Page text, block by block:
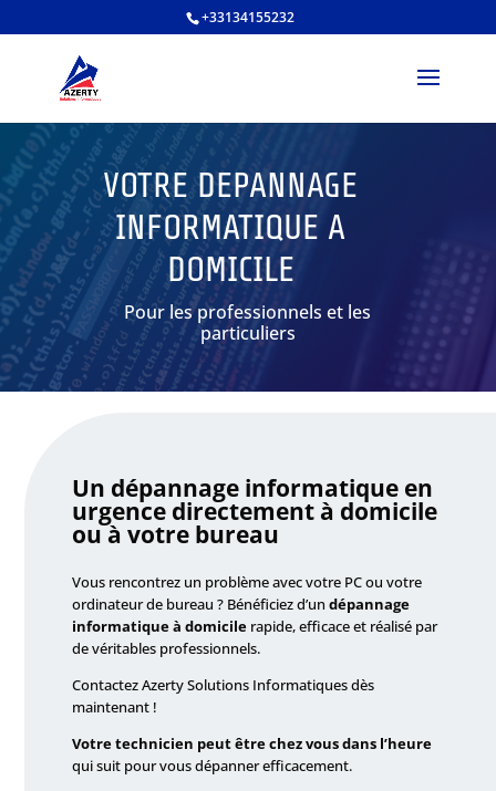
+33134155232
VOTRE DEPANNAGE
INFORMATIQUE A
DOMICILE
Pour les professionnels et les
particuliers
Un dépannage informatique en
urgence directement à domicile
ou à votre bureau
Vous rencontrez un problème avec votre PC ou votre
ordinateur de bureau ? Bénéficiez d’un dépannage
informatique à domicilerapide, efficace et réalisé par
de véritables professionnels.
Contactez Azerty Solutions Informatiques dès
maintenant !
Votre technicien peut être chez vous dans l’heure
qui suit pour vous dépanner efficacement.